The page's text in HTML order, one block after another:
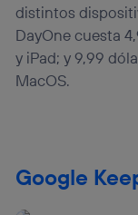
distintos
DayOne cuesta
y iPad; y 9,99
MacOS.
Google